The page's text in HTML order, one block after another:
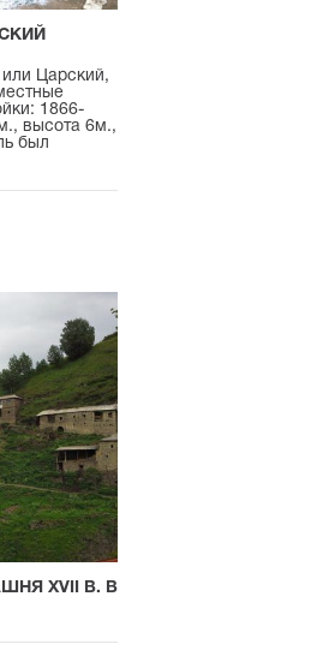
или Царский,
1866-
высота 6м.,
был
XVII В. В